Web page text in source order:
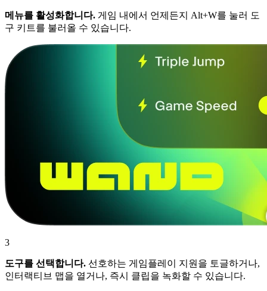
메뉴를 활성화합니다. 게임 내에서 언제든지 Alt+W를 눌러 도
구 키트를 불러올 수 있습니다.
3
도구를 선택합니다. 선호하는 게임플레이 지원을 토글하거나,
인터랙티브 맵을 열거나, 즉시 클립을 녹화할 수 있습니다.